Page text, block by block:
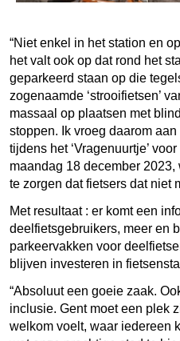
“Niet enkel in het station en
het valt ook op dat rond het
geparkeerd staan op die
zogenaamde ‘strooifietsen’
massaal op plaatsen met
stoppen. Ik vroeg daarom
tijdens het ‘Vragenuurtje’
maandag 18 december
te zorgen dat fietsers dat niet
Met resultaat : er komt een
deelfietsgebruikers, meer en
parkeervakken voor
blijven investeren in
“Absoluut een goeie zaak.
inclusie. Gent moet een plek
welkom voelt, waar iedereen